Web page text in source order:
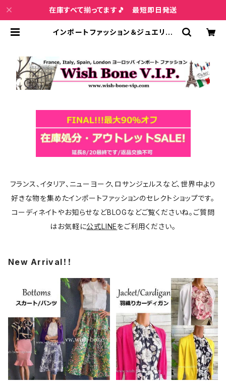
在庫すべて揃ってます🎵 最短即日発送
インポートファッション＆ジュエリー
フランス、イタリア、ニューヨーク、ロサンジェルスなど、世界中より
好きな物を集めたインポートファッションのセレクトショップです。
コーディネイトやお知らせなどBLOGなどご覧くださいね。ご質問
はお気軽に公式LINEをご利用ください。
New Arrival！！